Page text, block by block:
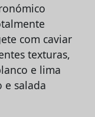
com caviar
texturas,
e lima
e salada